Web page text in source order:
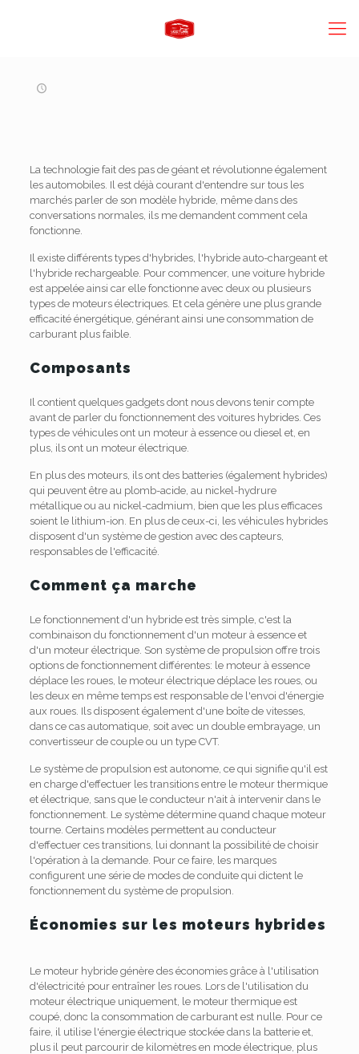
La technologie fait des pas de géant et révolutionne également
les automobiles. Il est déjà courant d'entendre sur tous les
marchés parler de son modèle hybride, même dans des
conversations normales, ils me demandent comment cela
fonctionne.
Il existe différents types d'hybrides, l'hybride auto-chargeant et
l'hybride rechargeable. Pour commencer, une voiture hybride
est appelée ainsi car elle fonctionne avec deux ou plusieurs
types de moteurs électriques. Et cela génère une plus grande
efficacité énergétique, générant ainsi une consommation de
carburant plus faible.
Composants
Il contient quelques gadgets dont nous devons tenir compte
avant de parler du fonctionnement des voitures hybrides. Ces
types de véhicules ont un moteur à essence ou diesel et, en
plus, ils ont un moteur électrique.
En plus des moteurs, ils ont des batteries (également hybrides)
qui peuvent être au plomb-acide, au nickel-hydrure
métallique ou au nickel-cadmium, bien que les plus efficaces
soient le lithium-ion. En plus de ceux-ci, les véhicules hybrides
disposent d'un système de gestion avec des capteurs,
responsables de l'efficacité.
Comment ça marche
Le fonctionnement d'un hybride est très simple, c'est la
combinaison du fonctionnement d'un moteur à essence et
d'un moteur électrique. Son système de propulsion offre trois
options de fonctionnement différentes: le moteur à essence
déplace les roues, le moteur électrique déplace les roues, ou
les deux en même temps est responsable de l'envoi d'énergie
aux roues. Ils disposent également d'une boîte de vitesses,
dans ce cas automatique, soit avec un double embrayage, un
convertisseur de couple ou un type CVT.
Le système de propulsion est autonome, ce qui signifie qu'il est
en charge d'effectuer les transitions entre le moteur thermique
et électrique, sans que le conducteur n'ait à intervenir dans le
fonctionnement. Le système détermine quand chaque moteur
tourne. Certains modèles permettent au conducteur
d'effectuer ces transitions, lui donnant la possibilité de choisir
l'opération à la demande. Pour ce faire, les marques
configurent une série de modes de conduite qui dictent le
fonctionnement du système de propulsion.
Économies sur les moteurs hybrides
Le moteur hybride génère des économies grâce à l'utilisation
d'électricité pour entraîner les roues. Lors de l'utilisation du
moteur électrique uniquement, le moteur thermique est
coupé, donc la consommation de carburant est nulle. Pour ce
faire, il utilise l'énergie électrique stockée dans la batterie et,
plus il peut parcourir de kilomètres en mode électrique, plus